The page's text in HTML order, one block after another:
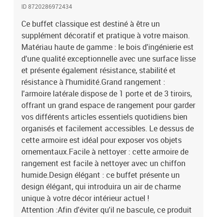
ID 8720286972434
Ce buffet classique est destiné à être un
supplément décoratif et pratique à votre maison.
Matériau haute de gamme : le bois d'ingénierie est
d'une qualité exceptionnelle avec une surface lisse
et présente également résistance, stabilité et
résistance à l'humidité.Grand rangement :
l'armoire latérale dispose de 1 porte et de 3 tiroirs,
offrant un grand espace de rangement pour garder
vos différents articles essentiels quotidiens bien
organisés et facilement accessibles. Le dessus de
cette armoire est idéal pour exposer vos objets
ornementaux.Facile à nettoyer : cette armoire de
rangement est facile à nettoyer avec un chiffon
humide.Design élégant : ce buffet présente un
design élégant, qui introduira un air de charme
unique à votre décor intérieur actuel !
Attention :Afin d'éviter qu'il ne bascule, ce produit